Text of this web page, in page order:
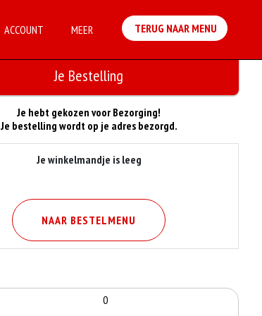
ACCOUNT MEER TERUG NAAR MENU
Je hebt gekozen voor Bezorging!
Je bestelling wordt op je adres bezorgd.
Je winkelmandje is leeg
NAAR BESTELMENU
0
Je Bestelling